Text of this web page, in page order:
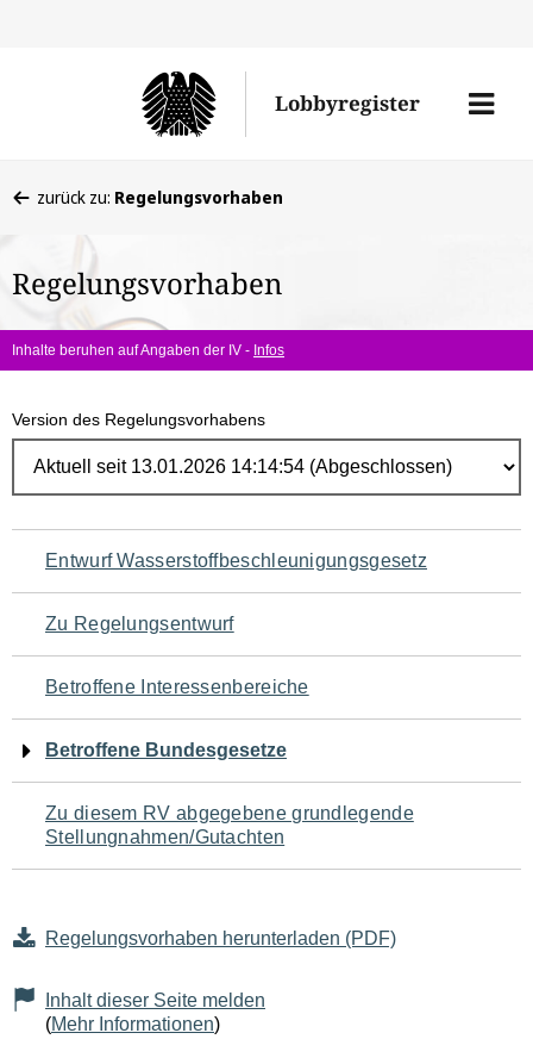
Lobbyregister
Menü
befinden
hier:
zurück zu: Regelungsvorhaben
Regelungsvorhaben
Inhalte beruhen auf Angaben der IV - Infos
Version des Regelungsvorhabens
Navigation
für
den
Seiteninhalt
Entwurf Wasserstoffbeschleunigungsgesetz
Zu Regelungsentwurf
Betroffene Interessenbereiche
Betroffene Bundesgesetze
Zu diesem RV abgegebene grundlegende
Stellungnahmen/Gutachten
Regelungsvorhaben herunterladen (PDF)
Inhalt dieser Seite melden
(Mehr Informationen)